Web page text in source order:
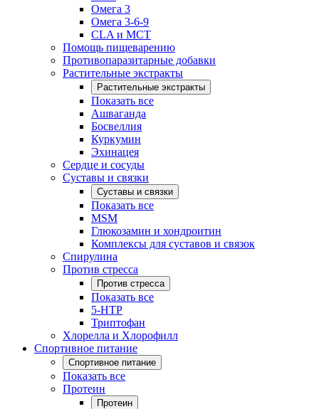
Омега 3
Омега 3-6-9
CLA и MCT
Помощь пищеварению
Противопаразитарные добавки
Растительные экстракты
Растительные экстракты
Показать все
Ашваганда
Босвеллия
Куркумин
Эхинацея
Сердце и сосуды
Суставы и связки
Суставы и связки
Показать все
MSM
Глюкозамин и хондроитин
Комплексы для суставов и связок
Спирулина
Против стресса
Против стресса
Показать все
5-HTP
Триптофан
Хлорелла и Хлорофилл
Спортивное питание
Спортивное питание
Показать все
Протеин
Протеин